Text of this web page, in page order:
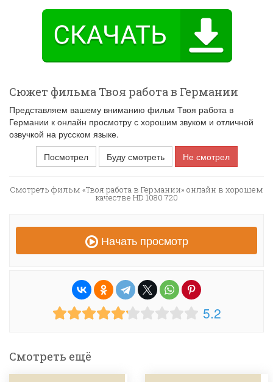
Сюжет фильма Твоя работа в Германии
Представляем вашему вниманию фильм Твоя работа в
Германии к онлайн просмотру с хорошим звуком и отличной
озвучкой на русском языке.
Посмотрел
Буду смотреть Не смотрел
Смотреть фильм «Твоя работа в Германии» онлайн в хорошем
качестве HD 1080 720
Начать просмотр
5.2
Смотреть ещё